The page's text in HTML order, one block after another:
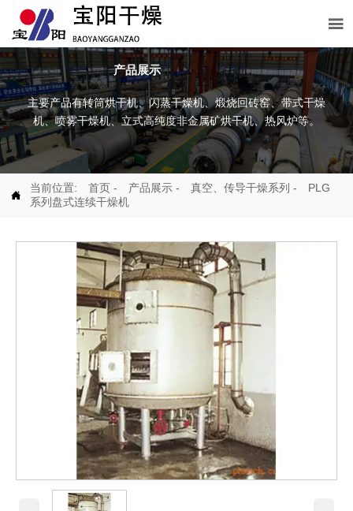

产品展示
主要产品有转筒烘干机、闪蒸干燥机、煅烧回砖窑、带式干燥
机、喷雾干燥机、立式高纯度非金属矿烘干机、热风炉等。

当前位置: 首页 - 产品展示 - 真空、传导干燥系列 -
PLG
系列盘式连续干燥机